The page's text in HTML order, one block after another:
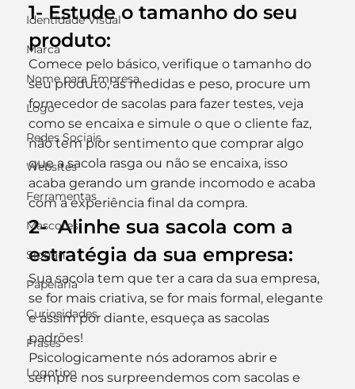
Identidade Visual
Marca
Nome para Empresa
Logo
Redes Sociais
Websites
Ferramentas
Mascotes
Slogan
Papelaria
Curiosidades
Frases
Logotipo
1- Estude o tamanho do seu
produto:
Comece pelo básico, verifique o tamanho do
seu produto, as medidas e peso, procure um
fornecedor de sacolas para fazer testes, veja
como se encaixa e simule o que o cliente faz,
não tem pior sentimento que comprar algo
que a sacola rasga ou não se encaixa, isso
acaba gerando um grande incomodo e acaba
com a experiência final da compra.
2-  Alinhe sua sacola com a
estratégia da sua empresa:
Sua sacola tem que ter a cara da sua empresa,
se for mais criativa, se for mais formal, elegante
e assim por diante, esqueça as sacolas
padrões!
Psicologicamente nós adoramos abrir e
sempre nos surpreendemos com sacolas e